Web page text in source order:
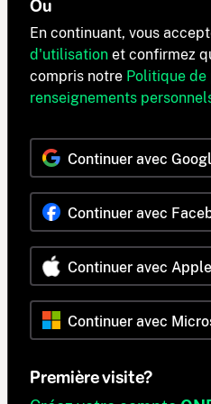
Ou
En continuant, vous
d'utilisation et confirmez
compris notre Politique
renseignements
Continuer avec
Continuer avec
Continuer avec Apple
Continuer avec
Première visite?